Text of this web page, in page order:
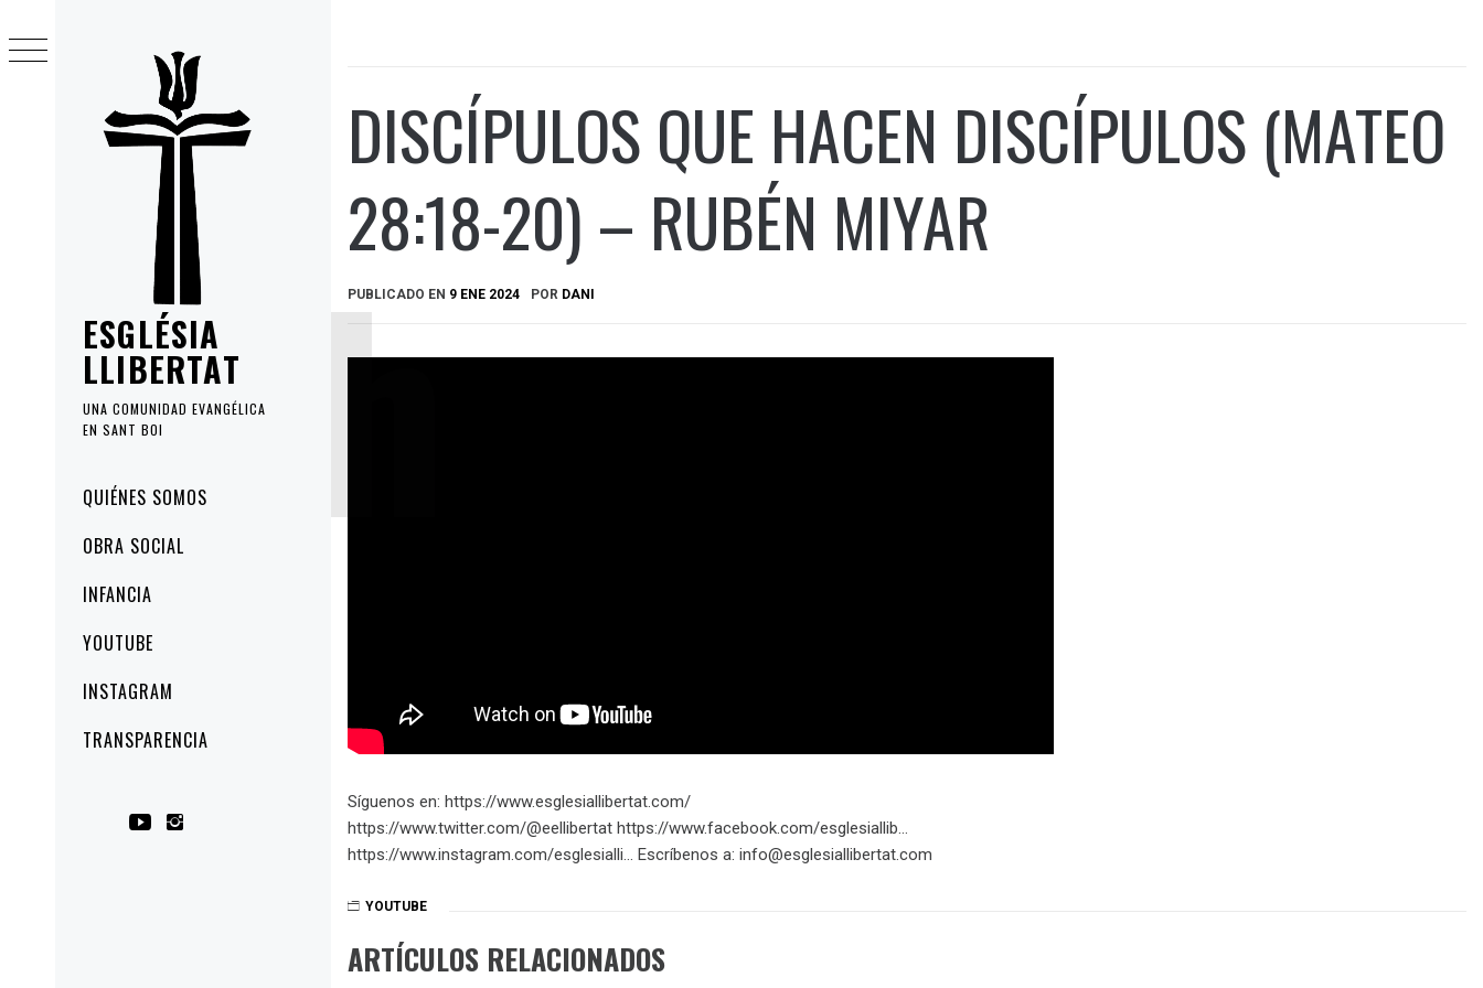
ESGLÉSIA
LLIBERTAT
UNA COMUNIDAD EVANGÉLICA
EN SANT BOI
principal
QUIÉNES SOMOS
OBRA SOCIAL
INFANCIA
YOUTUBE
INSTAGRAM
TRANSPARENCIA
al
contenido
DISCÍPULOS QUE HACEN DISCÍPULOS (MATEO
28:18-20) – RUBÉN MIYAR
PUBLICADO EN 9 ENE 2024 POR DANI
Síguenos en: https://www.esglesiallibertat.com/​​​
https://www.twitter.com/@eellibertat​​​ https://www.facebook.com/esglesiallib…​
https://www.instagram.com/esglesialli…​ Escríbenos a: info@esglesiallibertat.com
YOUTUBE
ARTÍCULOS RELACIONADOS